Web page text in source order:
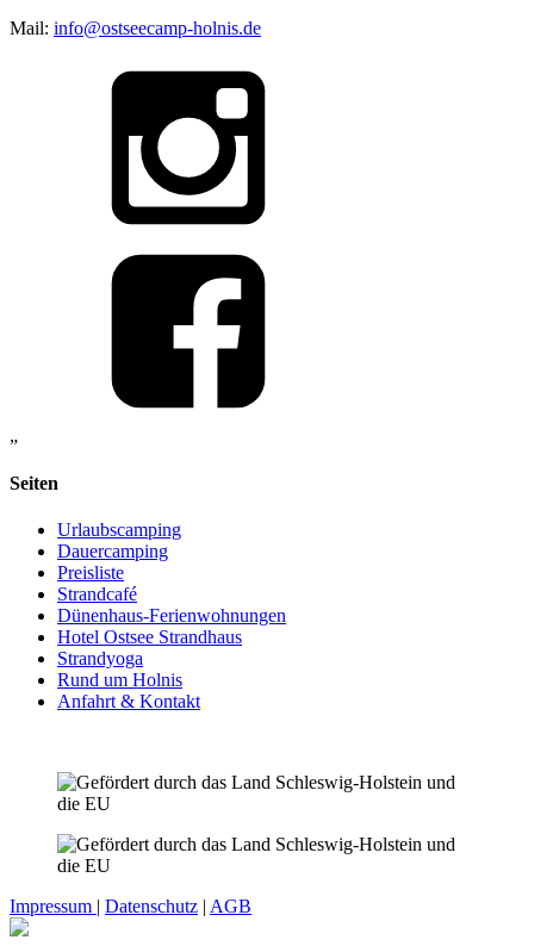
Mail: info@ostseecamp-holnis.de
„
Seiten
Urlaubscamping
Dauercamping
Preisliste
Strandcafé
Dünenhaus-Ferienwohnungen
Hotel Ostsee Strandhaus
Strandyoga
Rund um Holnis
Anfahrt & Kontakt
Impressum | Datenschutz | AGB